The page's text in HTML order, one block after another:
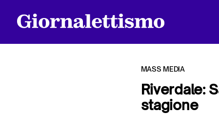
MASS MEDIA
Riverdale:
stagione